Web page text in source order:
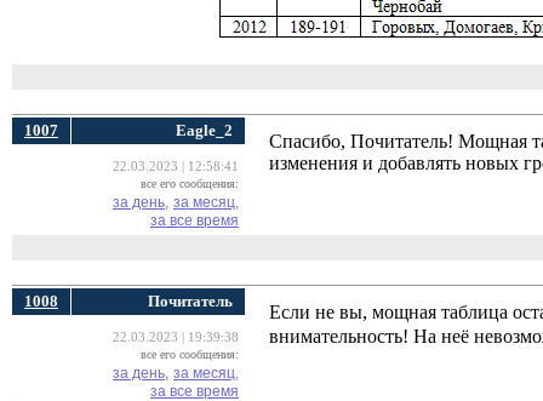
1007 Eagle_2
22.03.2023 | 12:58:41
все его сообщения:
за день, за месяц,
за все время
Спасибо, Почитатель! Мощная
изменения и добавлять новых
1008 Почитатель
22.03.2023 | 19:39:38
все его сообщения:
за день, за месяц,
за все время
Если не вы, мощная таблица
внимательность! На неё